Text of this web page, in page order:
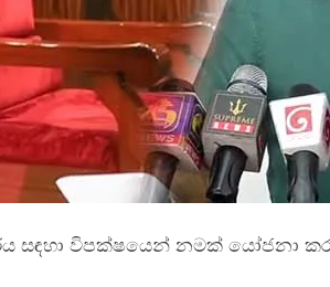
සඳහා විපක්ෂයෙන් නමක් යෝජනා